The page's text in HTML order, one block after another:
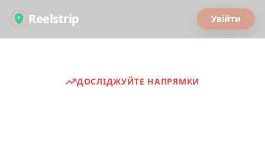
Reelstrip Увійти
ДОСЛІДЖУЙТЕ НАПРЯМКИ